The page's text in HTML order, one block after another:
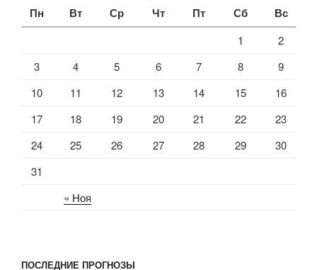
Пн Вт Ср Чт Пт Сб Вс
« Ноя
1
2
3
4 5 6 7 8
9
10
11 12 13 14 15
16
17
18 19 20 21 22
23
24
25 26 27 28 29
30
31
ПОСЛЕДНИЕ ПРОГНОЗЫ